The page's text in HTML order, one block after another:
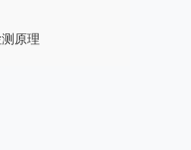
原理